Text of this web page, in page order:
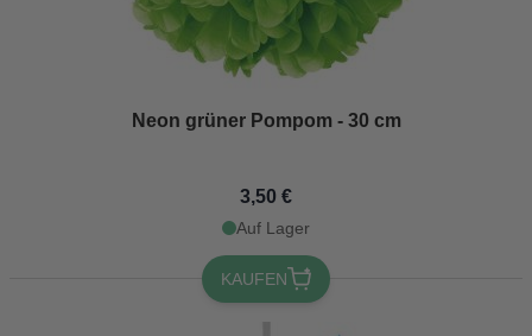
Neon grüner Pompom - 30 cm
3,50 €
Auf Lager
KAUFEN